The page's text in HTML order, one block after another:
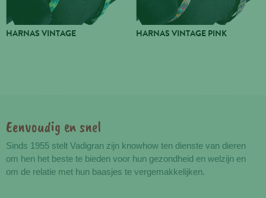
HARNAS VINTAGE HARNAS VINTAGE PINK
Voordelen
Eenvoudig en snel
Sinds 1955 stelt Vadigran zijn knowhow ten dienste van dieren
om hen het beste te bieden voor hun gezondheid en welzijn en
om de relatie met hun baasjes te vergemakkelijken.